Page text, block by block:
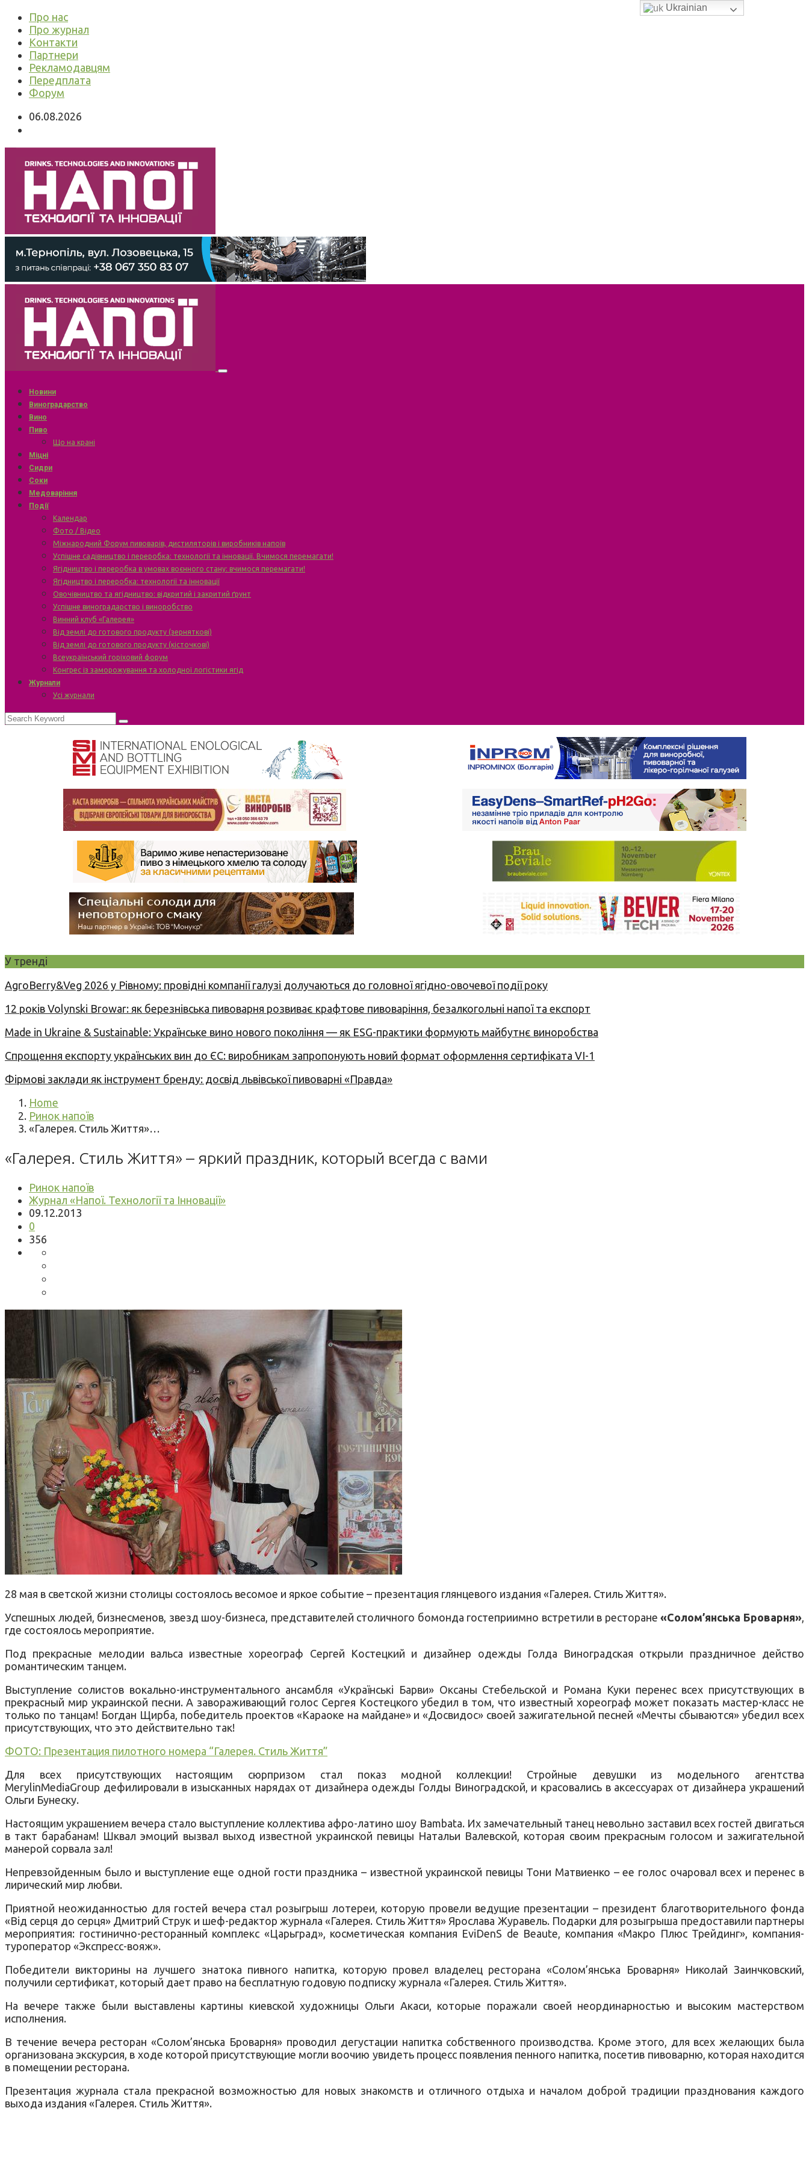
Про нас
Про журнал
Контакти
Партнери
Рекламодавцям
Передплата
Форум
06.08.2026
Новини
Виноградарство
Вино
Пиво
Що на крані
Міцні
Сидри
Соки
Медоваріння
Події
Календар
Фото / Відео
Міжнародний Форум пивоварів, дистиляторів і виробників напоїв
Успішне садівництво і переробка: технології та інновації. Вчимося перемагати!
Ягідництво і переробка в умовах воєнного стану: вчимося перемагати!
Ягідництво і переробка: технології та інновації
Овочівництво та ягідництво: відкритий і закритий ґрунт
Успішне виноградарство і виноробство
Винний клуб «Галерея»
Від землі до готового продукту (зерняткові)
Від землі до готового продукту (кісточкові)
Всеукраїнський горіховий форум
Конгрес із заморожування та холодної логістики ягід
Журнали
Усі журнали
У тренді
AgroBerry&Veg 2026 у Рівному: провідні компанії галузі долучаються до головної ягідно-овочевої події року
12 років Volynski Browar: як березнівська пивоварня розвиває крафтове пивоваріння, безалкогольні напої та експорт
Made in Ukraine & Sustainable: Українське вино нового покоління — як ESG-практики формують майбутнє виноробства
Спрощення експорту українських вин до ЄС: виробникам запропонують новий формат оформлення сертифіката VI-1
Фірмові заклади як інструмент бренду: досвід львівської пивоварні «Правда»
Home
Ринок напоїв
«Галерея. Стиль Життя»…
«Галерея. Стиль Життя» – яркий праздник, который всегда с вами
Ринок напоїв
Журнал «Напої. Технології та Інновації»
09.12.2013
0
356
28 мая в светской жизни столицы состоялось весомое и яркое событие – презентация глянцевого издания «Галерея. Стиль Життя».
Успешных людей, бизнесменов, звезд шоу-бизнеса, представителей столичного бомонда гостеприимно встретили в ресторане«Солом’янська Броварня»
где состоялось мероприятие.
Под прекрасные мелодии вальса известные хореограф Сергей Костецкий и дизайнер одежды Голда Виноградская открыли праздничное действо
романтическим танцем.
Выступление солистов вокально-инструментального ансамбля «Українські Барви» Оксаны Стебельской и Романа Куки перенес всех присутствующих в
прекрасный мир украинской песни. А завораживающий голос Сергея Костецкого убедил в том, что известный хореограф может показать мастер-класс не
только по танцам! Богдан Щирба, победитель проектов «Караоке на майдане» и «Досвидос» своей зажигательной песней «Мечты сбываются» убедил всех
присутствующих, что это действительно так!
ФОТО: Презентация пилотного номера “Галерея. Стиль Життя”
Для всех присутствующих настоящим сюрпризом стал показ модной коллекции! Стройные девушки из модельного агентства
MerylinMediaGroup дефилировали в изысканных нарядах от дизайнера одежды Голды Виноградской, и красовались в аксессуарах от дизайнера украшений
Ольги Бунеску.
Настоящим украшением вечера стало выступление коллектива афро-латино шоу Bambata. Их замечательный танец невольно заставил всех гостей двигаться
в такт барабанам! Шквал эмоций вызвал выход известной украинской певицы Натальи Валевской, которая своим прекрасным голосом и зажигательной
манерой сорвала зал!
Непревзойденным было и выступление еще одной гости праздника – известной украинской певицы Тони Матвиенко – ее голос очаровал всех и перенес в
лирический мир любви.
Приятной неожиданностью для гостей вечера стал розыгрыш лотереи, которую провели ведущие презентации – президент благотворительного фонда
«Від серця до серця» Дмитрий Струк и шеф-редактор журнала «Галерея. Стиль Життя» Ярослава Журавель. Подарки для розыгрыша предоставили партнеры
мероприятия: гостинично-ресторанный комплекс «Царьград», косметическая компания EviDenS de Beaute, компания «Макро Плюс Трейдинг», компания-
туроператор «Экспресс-вояж».
Победители викторины на лучшего знатока пивного напитка, которую провел владелец ресторана «Солом’янська Броварня» Николай Заинчковский,
получили сертификат, который дает право на бесплатную годовую подписку журнала «Галерея. Стиль Життя».
На вечере также были выставлены картины киевской художницы Ольги Акаси, которые поражали своей неординарностью и высоким мастерством
исполнения.
В течение вечера ресторан «Солом’янська Броварня» проводил дегустации напитка собственного производства. Кроме этого, для всех желающих была
организована экскурсия, в ходе которой присутствующие могли воочию увидеть процесс появления пенного напитка, посетив пивоварню, которая находится
в помещении ресторана.
Презентация журнала стала прекрасной возможностью для новых знакомств и отличного отдыха и началом доброй традиции празднования каждого
выхода издания «Галерея. Стиль Життя».
Ukrainian